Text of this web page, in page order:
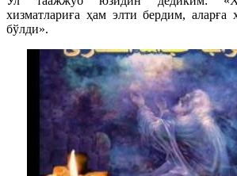
хизматлариға ҳам элти бердим,
бўлди».